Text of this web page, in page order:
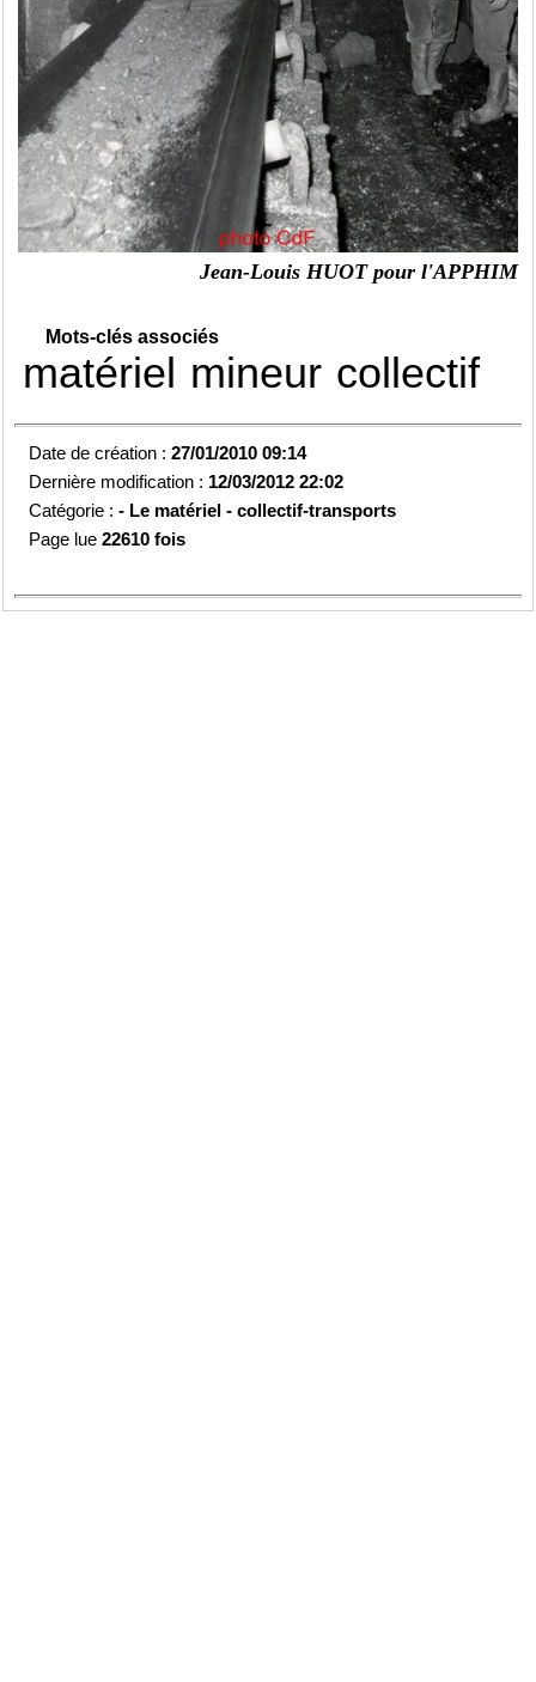
Jean-Louis HUOT pour l'APPHIM
Mots-clés associés
matériel mineur collectif
Date de création :27/01/2010 09:14
Dernière modification : 12/03/2012 22:02
Catégorie :- Le matériel - collectif-transports
Page lue22610 fois